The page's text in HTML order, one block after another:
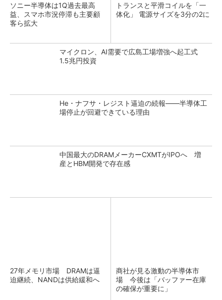
ソニー半導体は1Q過去最高
益、スマホ市況停滞も主要顧
客ら拡大
トランスと平滑コイルを「一
体化」 電源サイズを3分の2に
マイクロン、AI需要で広島工場増強へ起工式
1.5兆円投資
He・ナフサ・レジスト逼迫の続報――半導体工
場停止が回避できている理由
中国最大のDRAMメーカーCXMTがIPOへ 増
産とHBM開発で存在感
27年メモリ市場 DRAMは逼
迫継続、NANDは供給緩和へ
商社が見る激動の半導体市
場 今後は「バッファー在庫
の確保が重要に」